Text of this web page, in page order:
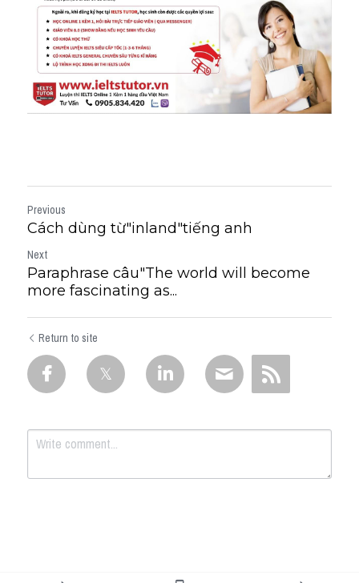
Previous
Cách dùng từ"inland"tiếng anh
Next
Paraphrase câu"The world will become
more fascinating as...
Return to site